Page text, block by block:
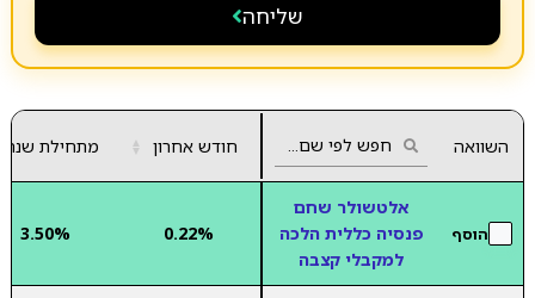
שליחה
השוואה חודש אחרון ▲
▼ מתחילת שנה
הוסף
אלטשולר שחם
פנסיה כללית הלכה
למקבלי קצבה
0.22%
3.50%